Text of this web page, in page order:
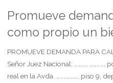
aumento
de
Promueve
como propio un
PROMUEVE DEMANDA PARA
Señor Juez Nacional: ………..
real en la Avda. ………………. piso 9,